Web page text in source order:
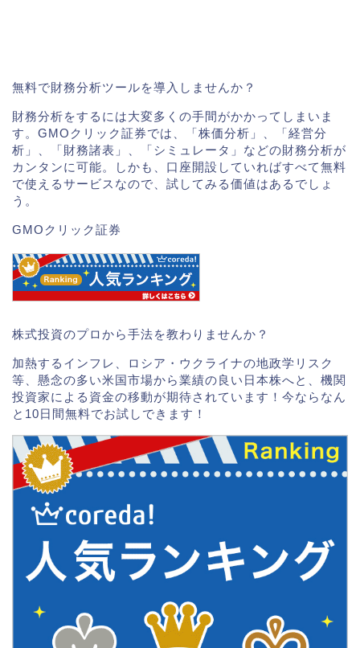
無料で財務分析ツールを導入しませんか？
財務分析をするには大変多くの手間がかかってしまいま
す。GMOクリック証券では、「株価分析」、「経営分
析」、「財務諸表」、「シミュレータ」などの財務分析が
カンタンに可能。しかも、口座開設していればすべて無料
で使えるサービスなので、試してみる価値はあるでしょ
う。
GMOクリック証券
株式投資のプロから手法を教わりませんか？
加熱するインフレ、ロシア・ウクライナの地政学リスク
等、懸念の多い米国市場から業績の良い日本株へと、機関
投資家による資金の移動が期待されています！今ならなん
と10日間無料でお試しできます！